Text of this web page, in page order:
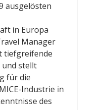
ausgelösten
in Europa
Manager
tiefgreifende
und stellt
für die
Industrie in
des